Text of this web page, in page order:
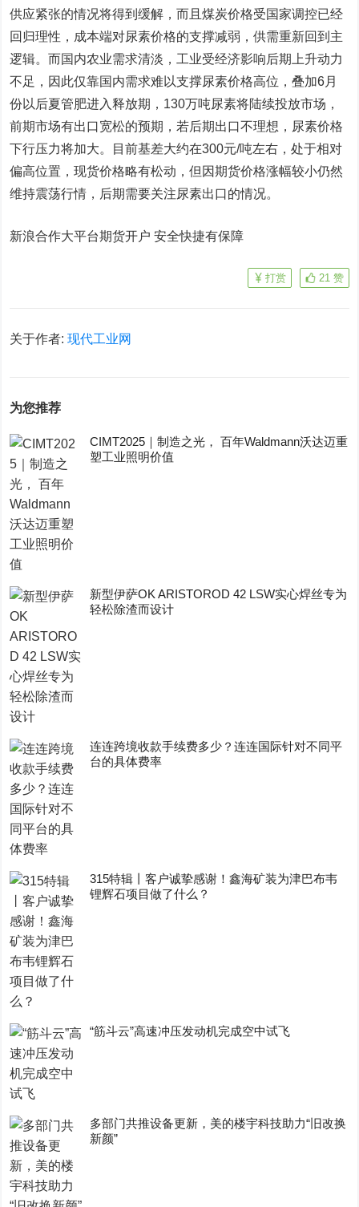
供应紧张的情况将得到缓解，而且煤炭价格受国家调控已经
回归理性，成本端对尿素价格的支撑减弱，供需重新回到主
逻辑。而国内农业需求清淡，工业受经济影响后期上升动力
不足，因此仅靠国内需求难以支撑尿素价格高位，叠加6月
份以后夏管肥进入释放期，130万吨尿素将陆续投放市场，
前期市场有出口宽松的预期，若后期出口不理想，尿素价格
下行压力将加大。目前基差大约在300元/吨左右，处于相对
偏高位置，现货价格略有松动，但因期货价格涨幅较小仍然
维持震荡行情，后期需要关注尿素出口的情况。
新浪合作大平台期货开户 安全快捷有保障
21 赞
打赏
关于作者:现代工业网
为您推荐
CIMT2025｜制造之光， 百年Waldmann沃达迈重
塑工业照明价值
新型伊萨OK ARISTOROD 42 LSW实心焊丝专为
轻松除渣而设计
连连跨境收款手续费多少？连连国际针对不同平
台的具体费率
315特辑丨客户诚挚感谢！鑫海矿装为津巴布韦
锂辉石项目做了什么？
“筋斗云”高速冲压发动机完成空中试飞
多部门共推设备更新，美的楼宇科技助力“旧改换
新颜”